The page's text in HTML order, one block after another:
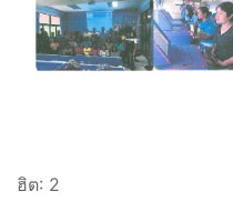
ฮิต: 2